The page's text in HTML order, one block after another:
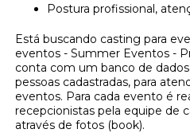
Postura profissional,
Está buscando casting para
eventos - Summer Eventos -
conta com um banco de
pessoas cadastradas, para
eventos. Para cada evento é
recepcionistas pela equipe de
através de fotos (book).